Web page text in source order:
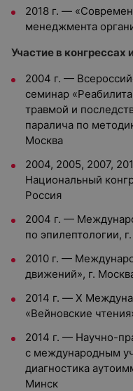
2018 г. —
менеджмента
Участие в конгрессах
2004 г. —
семинар
травмой и
паралича по
Москва
2004, 2005, 2007,
Национальный
Россия
2004 г. —
по эпилептологии,
2010 г. —
движений», г.
2014 г. — X
«Вейновские
2014 г. — Научно-
с международным
диагностика
Минск